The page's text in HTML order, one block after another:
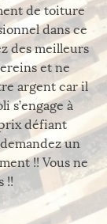
de toiture
dans ce
des meilleurs
et ne
argent car il
s’engage à
défiant
un
!! Vous ne
!!